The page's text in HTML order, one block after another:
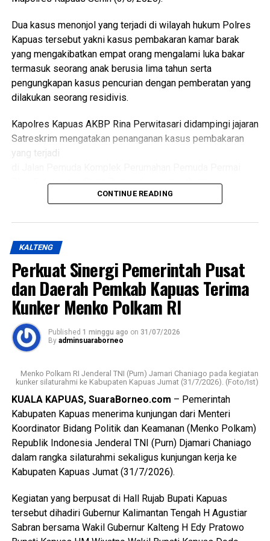
“Oleh karena itu sinergi lintas sektor menjadi kunci agar
berbagai persoalan kesehatan dan sosial dapat dideteksi
sejak dini serta ditangani secara cepat dan tepat, ” katanya.
Lebih lanjut ia mengatakan melalui kegiatan tersebut Tim
Pembina Posyandu Kabupaten Kapuas juga memperkuat
koordinasi.
“Dalam hal ini dengan pemerintah kecamatan pemerintah
kelompok rentan dapat dilakukan secara
berkesinambungan,” ujarnya.
Views: 30
Bagikan ke
WhatsApp 0 Facebook 0
Messenger
Dua kasus menonjol yang terjadi di wilayah hukum Polres
Kapuas tersebut yakni kasus pembakaran kamar barak
yang mengakibatkan empat orang mengalami luka bakar
termasuk seorang anak berusia lima tahun serta
pengungkapan kasus pencurian dengan pemberatan yang
dilakukan seorang residivis.
Kapolres Kapuas AKBP Rina Perwitasari didampingi jajaran
Satreskrim mengatakan penanganan kasus pembakaran
yang terjadi
Blok F Kelurahan Selat Dalam Kecamatan Selat.
setelah diduga sengaja membakar kamar barak tempat
Kapolres mengatakan kasus tersebut ditangani
berdasarkan Laporan Polisi Nomor
LP/B/32/VII/2026/SPKT/Polres Kapuas/Polda
Kalimantan Tengah tertanggal 20 Juli 2026.
Berdasarkan hasil penyelidikan aksi nekat itu dipicu
pertengkaran antara tersangka dengan kekasihnya Rah
hari dan bahkan disertai ancaman akan membakar kamar
“Malam kejadian tersangka sempat datang ke lokasi dan
berkumpul bersama para korban. Namun usai kembali dari
menonton pertandingan final Piala Dunia ia kembali
mendatangi barak karena kembali terlibat cekcok dengan
korban,” katanya.
Nah saat pintu kamar dikunci dari dalam tersangka
menggedor hingga mendobrak pintu kemudian masuk
sambil merusak sejumlah barang dan melanjutkan
CONTINUE READING
KALTENG
Perkuat Sinergi Pemerintah Pusat
dan Daerah Pemkab Kapuas Terima
Kunker Menko Polkam RI
Published 1 minggu ago on 31/07/2026
By adminsuaraborneo
Menko Polkam RI Jenderal TNI (Purn) Jamari Chaniago pada kegiatan
kunker silaturahmi ke Kabupaten Kapuas Jumat (31/7/2026). (Foto/Ist)
KUALA KAPUAS, SuaraBorneo.com – Pemerintah
Kabupaten Kapuas menerima kunjungan dari Menteri
Koordinator Bidang Politik dan Keamanan (Menko Polkam)
Republik Indonesia Jenderal TNI (Purn) Djamari Chaniago
dalam rangka silaturahmi sekaligus kunjungan kerja ke
Kabupaten Kapuas Jumat (31/7/2026).
Kegiatan yang berpusat di Hall Rujab Bupati Kapuas
tersebut dihadiri Gubernur Kalimantan Tengah H Agustiar
Sabran bersama Wakil Gubernur Kalteng H Edy Pratowo